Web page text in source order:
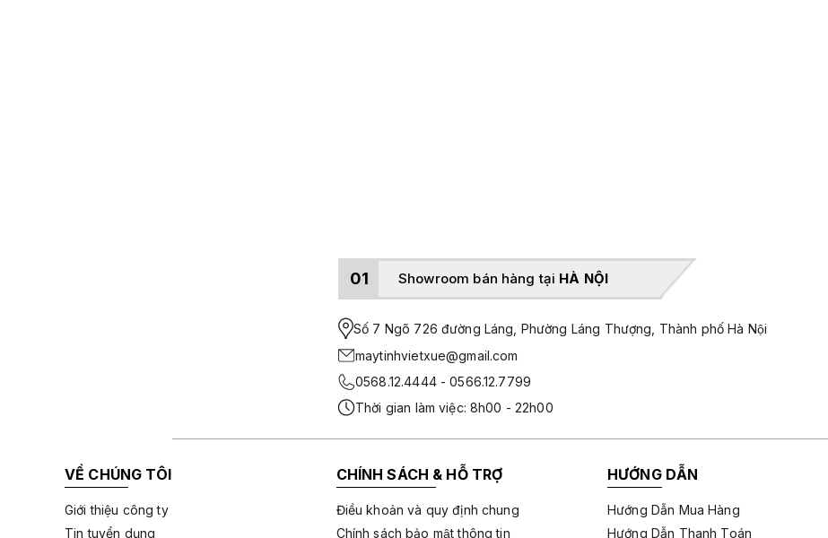
01 Showroom bán hàng tại HÀ NỘI
Số 7 Ngõ 726 đường Láng, Phường Láng Thượng, Thành phố Hà Nội
maytinhvietxue@gmail.com
0568.12.4444 - 0566.12.7799
Thời gian làm việc: 8h00 - 22h00
VỀ CHÚNG TÔI
Giới thiệu công ty
Tin tuyển dụng
CHÍNH SÁCH & HỖ TRỢ
Điều khoản và quy định chung
Chính sách bảo mật thông tin
HƯỚNG DẪN
Hướng Dẫn Mua Hàng
Hướng Dẫn Thanh Toán